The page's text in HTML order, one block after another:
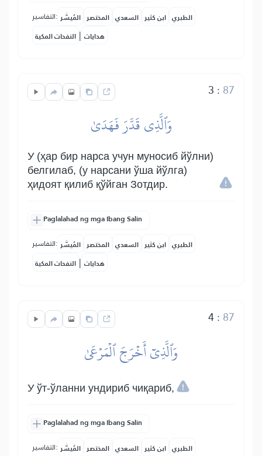
التفاسير: المُيسَّر المختصر السعدي ابن كثير الطبري
النفحات المكية | هدايات
3 : 87
وَٱلَّذِي قَدَّرَ فَهَدَىٰ
У (ҳар бир нарса учун муносиб йўлни)
белгилаб, (у нарсани ўша йўлга)
ҳидоят қилиб қўйган Зотдир.
Paglalahad ng mga Ibang Salin
التفاسير: المُيسَّر المختصر السعدي ابن كثير الطبري
النفحات المكية | هدايات
4: 87
وَٱلَّذِيٓ أَخۡرَجَ ٱلۡمَرۡعَىٰ
У ўт-ўланни ундириб чиқариб,
Paglalahad ng mga Ibang Salin
التفاسير: المُيسَّر المختصر السعدي ابن كثير الطبري